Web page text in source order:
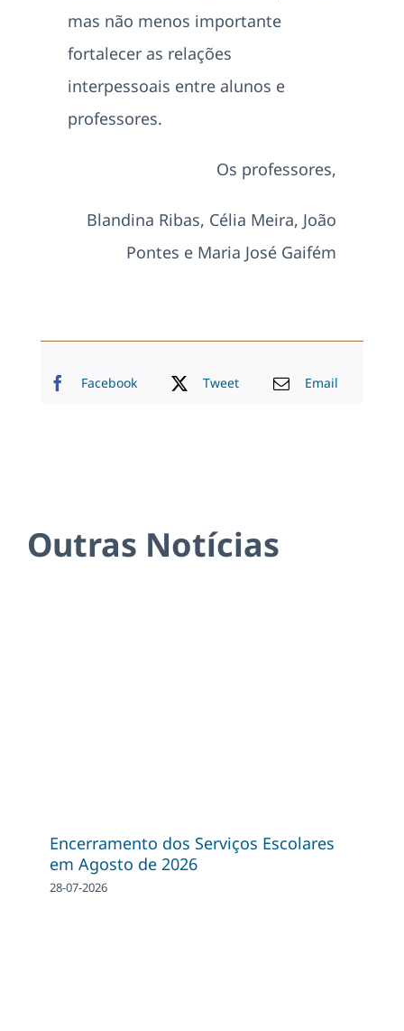
mas não menos importante
fortalecer as relações
interpessoais entre alunos e
professores.
Os professores,
Blandina Ribas, Célia Meira, João
Pontes e Maria José Gaifém
Facebook Tweet Email
Outras Notícias
Encerramento dos Serviços Escolares
em Agosto de 2026
28-07-2026